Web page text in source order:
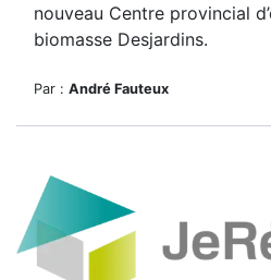
nouveau Centre provincial
biomasse Desjardins.
Par : André Fauteux